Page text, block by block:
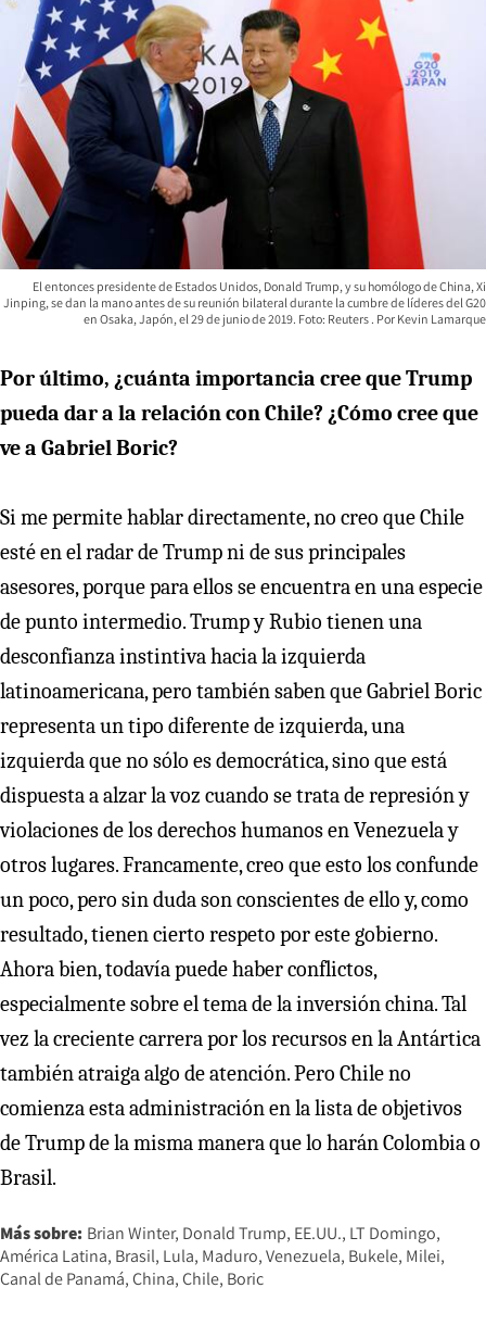
El entonces presidente de Estados Unidos, Donald Trump, y su homólogo de China, Xi
Jinping, se dan la mano antes de su reunión bilateral durante la cumbre de líderes del G20
en Osaka, Japón, el 29 de junio de 2019. Foto: Reuters
Kevin Lamarque
Por último, ¿cuánta importancia cree que Trump
pueda dar a la relación con Chile? ¿Cómo cree que
ve a Gabriel Boric?
Si me permite hablar directamente, no creo que Chile
esté en el radar de Trump ni de sus principales
asesores, porque para ellos se encuentra en una especie
de punto intermedio. Trump y Rubio tienen una
desconfianza instintiva hacia la izquierda
latinoamericana, pero también saben que Gabriel Boric
representa un tipo diferente de izquierda, una
izquierda que no sólo es democrática, sino que está
dispuesta a alzar la voz cuando se trata de represión y
violaciones de los derechos humanos en Venezuela y
otros lugares. Francamente, creo que esto los confunde
un poco, pero sin duda son conscientes de ello y, como
resultado, tienen cierto respeto por este gobierno.
Ahora bien, todavía puede haber conflictos,
especialmente sobre el tema de la inversión china. Tal
vez la creciente carrera por los recursos en la Antártica
también atraiga algo de atención. Pero Chile no
comienza esta administración en la lista de objetivos
de Trump de la misma manera que lo harán Colombia o
Brasil.
Más sobre: Brian Winter Donald Trump EE.UU. LT Domingo
América Latina Brasil Lula Maduro Venezuela Bukele Milei
Canal de Panamá China Chile Boric